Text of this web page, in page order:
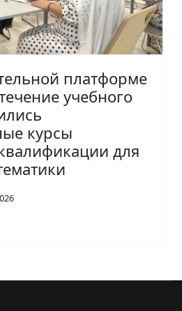
платформе
учебного
курсы
для